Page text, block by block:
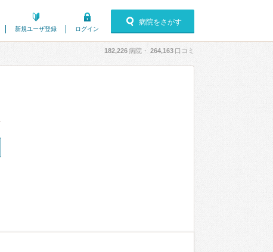
新規ユーザ登録 ログイン
病院をさがす
182,226病院・ 264,163 口コミ